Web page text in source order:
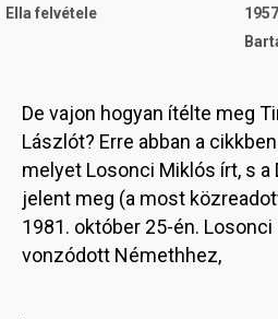
Ella felvétele
De vajon hogyan ítélte meg
Lászlót? Erre abban a
melyet Losonci Miklós írt, s a
jelent meg (a most
1981. október 25-én.
vonzódott Némethhez,